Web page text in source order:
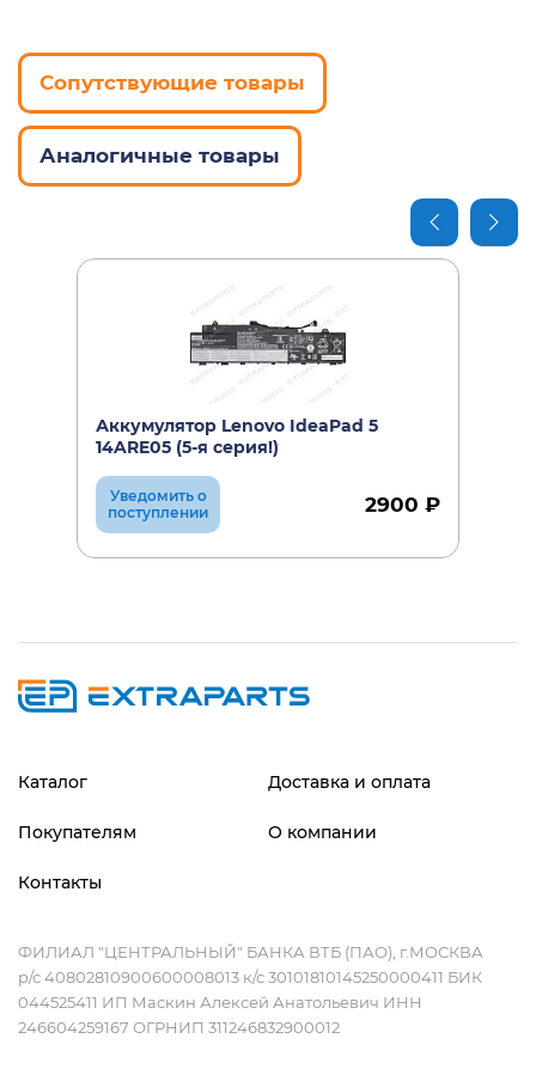
Сопутствующие товары
Аналогичные товары
Аккумулятор Lenovo IdeaPad 5
14ARE05 (5-я серия!)
Уведомить о
поступлении
2900 ₽
Каталог Доставка и оплата
Покупателям О компании
Контакты
ФИЛИАЛ "ЦЕНТРАЛЬНЫЙ" БАНКА ВТБ (ПАО), г.МОСКВА
р/с 40802810900600008013 к/с 30101810145250000411 БИК
044525411 ИП Маскин Алексей Анатольевич ИНН
246604259167 ОГРНИП 311246832900012